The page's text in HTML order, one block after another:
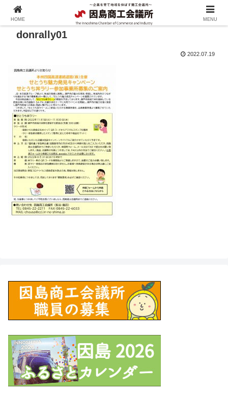
donrally01
2022.07.19
HOME MENU